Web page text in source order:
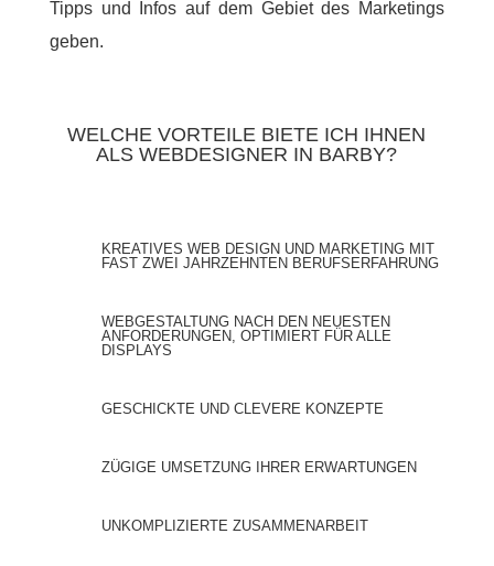
Tipps und Infos auf dem Gebiet des Marketings
geben.
WELCHE VORTEILE BIETE ICH IHNEN
ALS WEBDESIGNER IN BARBY?
KREATIVES WEB DESIGN UND MARKETING MIT
FAST ZWEI JAHRZEHNTEN BERUFSERFAHRUNG
WEBGESTALTUNG NACH DEN NEUESTEN
ANFORDERUNGEN, OPTIMIERT FÜR ALLE
DISPLAYS
GESCHICKTE UND CLEVERE KONZEPTE
ZÜGIGE UMSETZUNG IHRER ERWARTUNGEN
UNKOMPLIZIERTE ZUSAMMENARBEIT